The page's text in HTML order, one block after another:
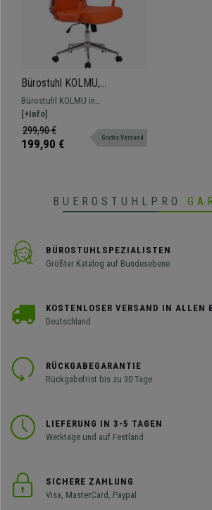
Bürostuhl KOLMU,
Metallgestell, elegantes
Design in Leder mit
Quersteppung, Farbe Orange
Bürostuhl KOLMU in
außergewöhnlichem Design
vereint hochwertige Materialien
mit Komfort, auch mit Stoffbezug
[+Info]
299,90 €
199,90 € Gratis Versand
BUEROSTUHLPRO
BÜROSTUHLSPEZIALISTEN
Größter Katalog auf Bundesebene
KOSTENLOSER VERSAND IN ALLEN
Deutschland
RÜCKGABEGARANTIE
Rückgabefrist bis zu 30 Tage
LIEFERUNG IN 3-5 TAGEN
Werktage und auf Festland
SICHERE ZAHLUNG
Visa, MasterCard, Paypal